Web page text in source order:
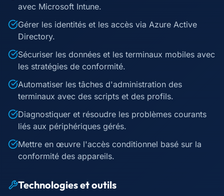
avec Microsoft Intune.
Gérer les identités et les accès via Azure Active
Directory.
Sécuriser les données et les terminaux mobiles avec
les stratégies de conformité.
Automatiser les tâches d'administration des
terminaux avec des scripts et des profils.
Diagnostiquer et résoudre les problèmes courants
liés aux périphériques gérés.
Mettre en œuvre l'accès conditionnel basé sur la
conformité des appareils.
Technologies et outils